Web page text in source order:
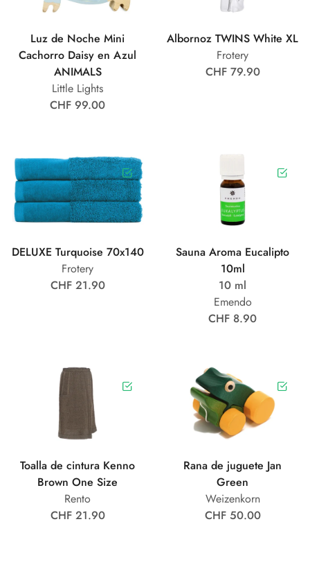
Luz de Noche Mini
Cachorro Daisy en Azul
ANIMALS
Little Lights
CHF 99.00
Albornoz TWINS White XL
Frotery
CHF 79.90
DELUXE Turquoise 70x140
Frotery
CHF 21.90
Sauna Aroma Eucalipto
10ml
10 ml
Emendo
CHF 8.90
Toalla de cintura Kenno
Brown One Size
Rento
CHF 21.90
Rana de juguete Jan
Green
Weizenkorn
CHF 50.00